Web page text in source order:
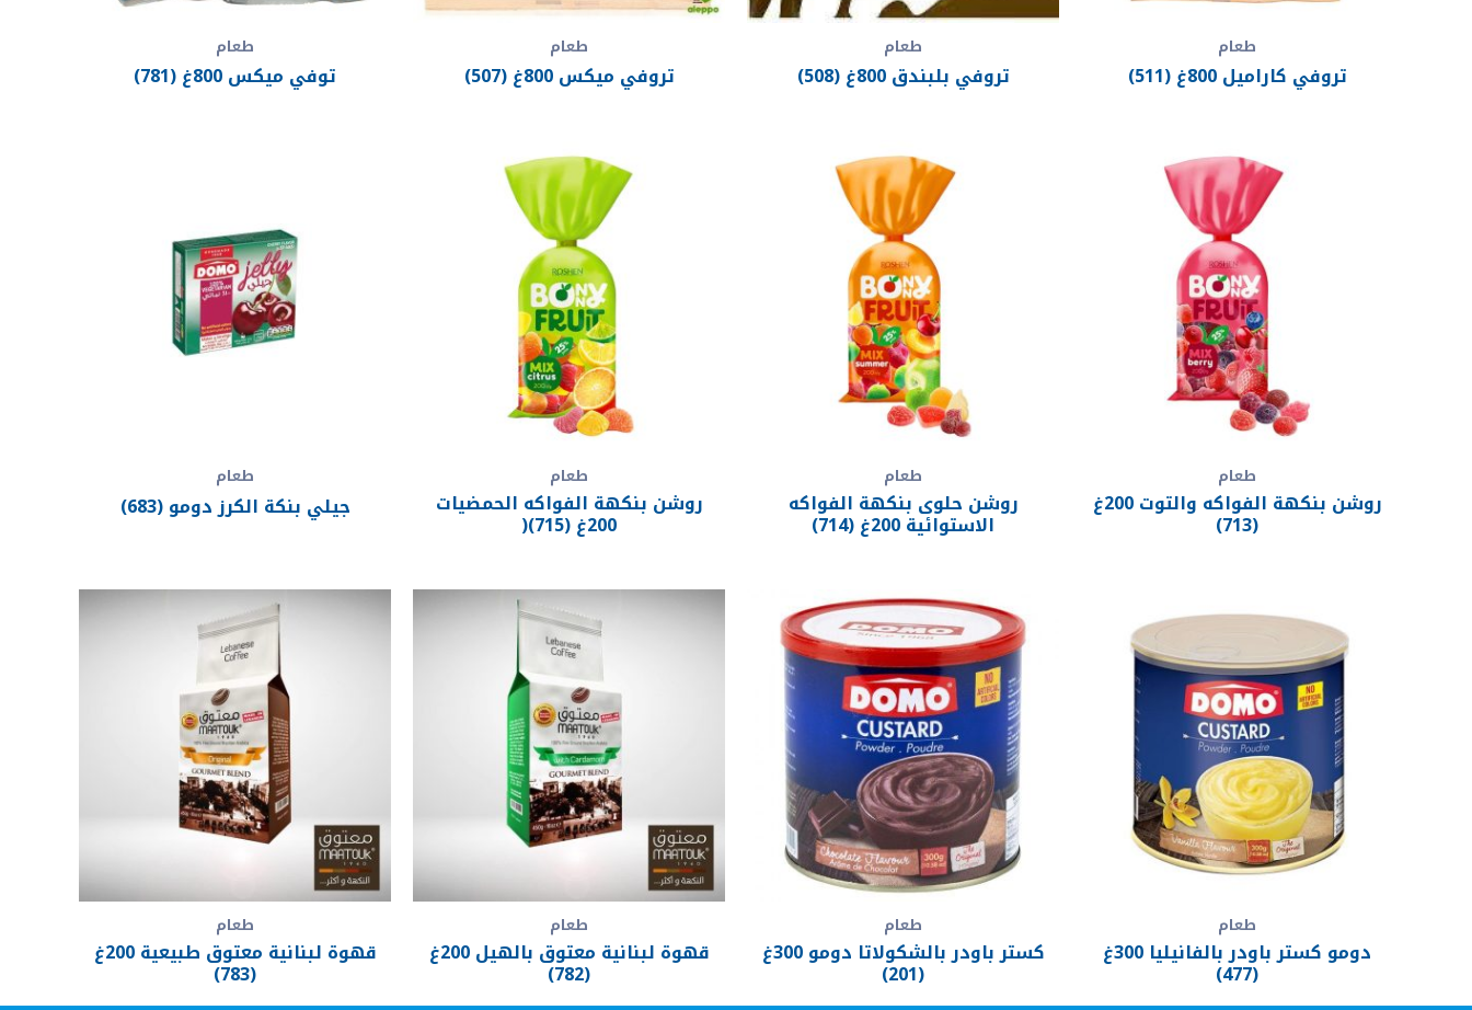
طعام
تروفي كاراميل 800غ (511)
طعام
تروفي بلبندق 800غ (508)
طعام
تروفي ميكس 800غ (507)
طعام
توفي ميكس 800غ (781)
طعام
روشن بنكهة الفواكه والتوت 200غ
(713)
طعام
روشن حلوى بنكهة الفواكه
الاستوائية 200غ (714)
طعام
روشن بنكهة الفواكه الحمضيات
200غ (715)(
طعام
جيلي بنكة الكرز دومو (683)
طعام
دومو كستر باودر بالفانيليا 300غ
(477)
طعام
كستر باودر بالشكولاتا دومو 300غ
(201)
طعام
قهوة لبنانية معتوق بالهيل 200غ
(782)
طعام
قهوة لبنانية معتوق طبيعية 200غ
(783)